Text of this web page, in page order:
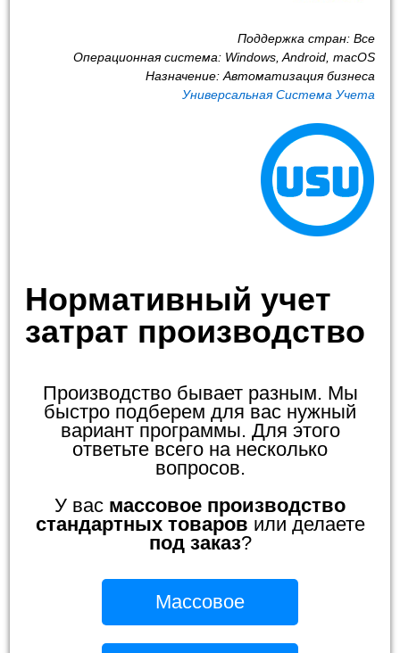
Поддержка стран: Все
Операционная система: Windows, Android, macOS
Назначение: Автоматизация бизнеса
Универсальная Система Учета
Нормативный учет
затрат производство
Производство бывает разным. Мы
быстро подберем для вас нужный
вариант программы. Для этого
ответьте всего на несколько
вопросов.
У вас массовое производство
стандартных товаров или делаете
под заказ?
Массовое